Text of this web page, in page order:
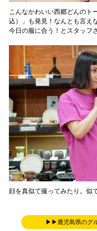
こんなかわいい西郷どんのト
込）」も発見！なんとも言え
今日の服に合う！とスタッフ
顔を真似て撮ってみたり。
▶▶鹿児島県のグ